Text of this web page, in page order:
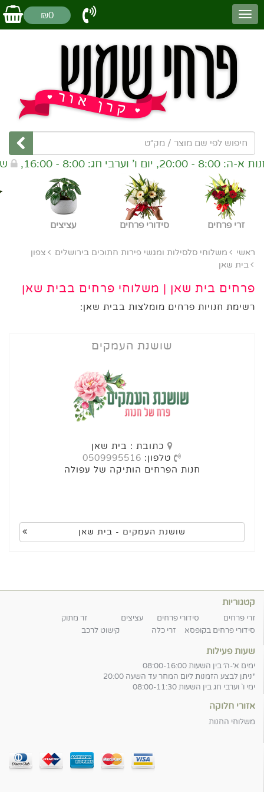
₪0
חג: 8:00 - 16:00, שבת
זרי פרחים סידורי פרחים עציצים
ראשי משלוחי סלסילות ומגשי פירות חתוכים בירושלים
צפון
בית שאן
פרחים בית שאן | משלוחי פרחים בבית שאן
רשימת חנויות פרחים מומלצות בבית שאן:
שושנת העמקים
כתובת : בית שאן
טלפון: 0509995516
חנות הפרחים הותיקה של עפולה
שושנת העמקים - בית שאן
קטגוריות
זרי פרחים סידורי פרחים עציצים
זר מתוק
סידורי פרחים בקופסא
זרי כלה קישוט לרכב
שעות פעילות
ימים א׳-ה׳ בין השעות 08:00-16:00
*ניתן לבצע הזמנות ליום המחר עד השעה 20:00
ימי ו` וערבי חג בין השעות 08:00-11:30
אזורי חלוקה
משלוחי החנות